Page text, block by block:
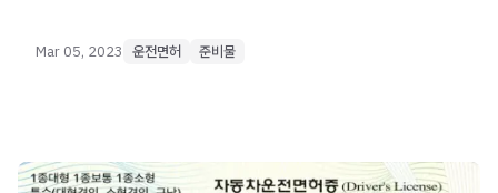
Mar 05, 2023 운전면허 준비물